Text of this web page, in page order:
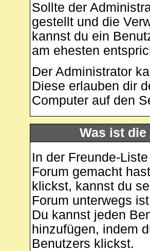
Sollte der
gestellt und die
kannst du ein
am ehesten
Der Administrator
Diese erlauben dir
Computer auf den
Was ist
In der Freunde-
Forum gemacht
klickst, kannst du
Forum unterwegs
Du kannst jeden
hinzufügen, indem
Benutzers klickst.